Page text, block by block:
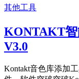
其他工具
KONTAKT智
V3.0
Kontakt音色库添加